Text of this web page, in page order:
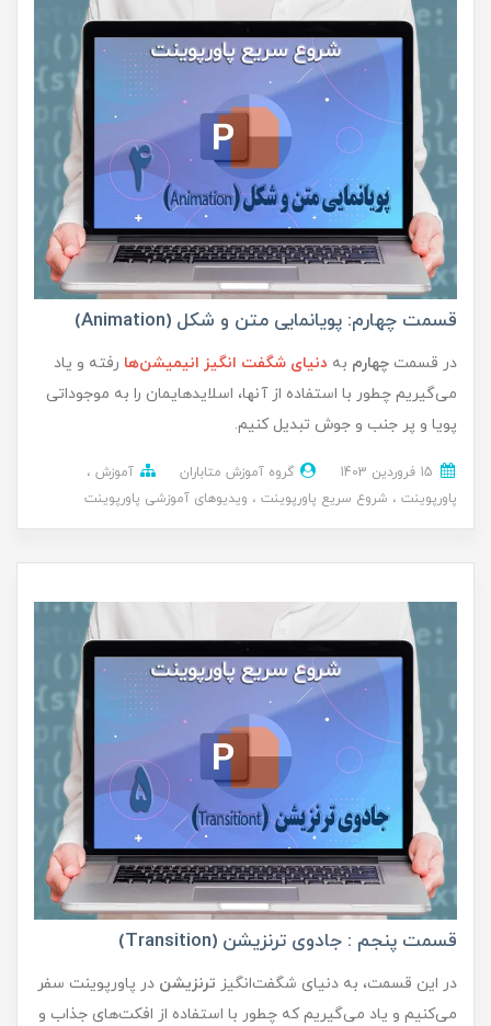
قسمت چهارم: پویانمایی متن و شکل (Animation)
در قسمت چهارم به دنیای شگفت انگیز انیمیشن‌ها رفته و یاد
می‌گیریم چطور با استفاده از آنها، اسلایدهایمان را به موجوداتی
پویا و پر جنب و جوش تبدیل کنیم.
گروه آموزش متاباران
آموزش
پاورپوینت
شروع سریع پاورپوینت ویدیوهای آموزشی پاورپوینت
قسمت پنجم : جادوی ترنزیشن (Transition)
در این قسمت، به دنیای شگفت‌انگیز ترنزیشن در پاورپوینت سفر
می‌کنیم و یاد می‌گیریم که چطور با استفاده از افکت‌های جذاب و